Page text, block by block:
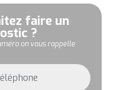
faire un
?
on vous rappelle